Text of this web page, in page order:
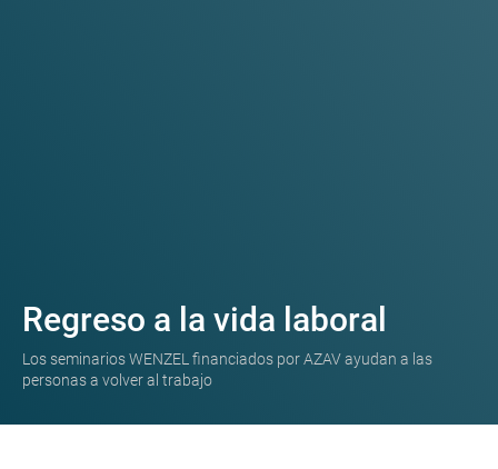
Regreso a la vida laboral
Los seminarios WENZEL financiados por AZAV ayudan a las
personas a volver al trabajo